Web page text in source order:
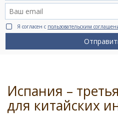
BCN life
Сервис на немецком
Я согласен с пользовательским
Испания –
для китайских